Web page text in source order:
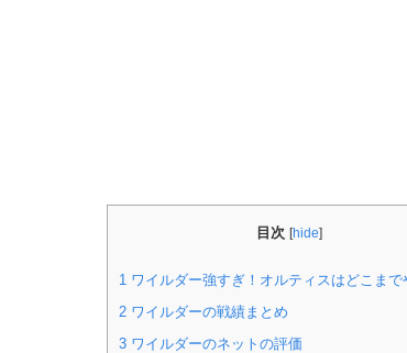
目次 [hide]
1 ワイルダー強すぎ！オルティスはどこまで
2 ワイルダーの戦績まとめ
3 ワイルダーのネットの評価